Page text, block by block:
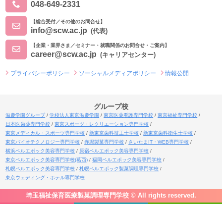
048-649-2331
【総合受付／その他のお問合せ】
info@scw.ac.jp (代表)
【企業・業界さま／セミナー・就職関係のお問合せ・ご案内】
career@scw.ac.jp (キャリアセンター)
プライバシーポリシー ソーシャルメディアポリシー 情報公開
グループ校
滋慶学園グループ 学校法人東京滋慶学園 東京医薬看護専門学校
東京福祉専門学校
日本医歯薬専門学校
東京スポーツ・レクリエーション専門学校
東京メディカル・スポーツ専門学校
新東京歯科技工士学校
新東京歯科衛生士学校
東京バイオテクノロジー専門学校
赤堀製菓専門学校
さいたまIT・WEB専門学校
横浜ベルエポック美容専門学校
原宿ベルエポック美容専門学校
東京ベルエポック美容専門学校(葛西)
福岡ベルエポック美容専門学校
札幌ベルエポック美容専門学校
札幌ベルエポック製菓調理専門学校
東京ウェディング・ホテル専門学校
埼玉福祉保育医療製菓調理専門学校 © All rights reserved.